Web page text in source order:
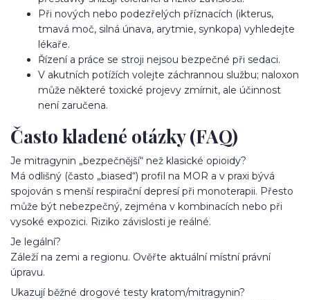
Při nových nebo podezřelých příznacích (ikterus,
tmavá moč, silná únava, arytmie, synkopa) vyhledejte
lékaře.
Řízení a práce se stroji nejsou bezpečné při sedaci.
V akutních potížích volejte záchrannou službu; naloxon
může některé toxické projevy zmírnit, ale účinnost
není zaručena.
Často kladené otázky (FAQ)
Je mitragynin „bezpečnější“ než klasické opioidy?
Má odlišný (často „biased“) profil na MOR a v praxi bývá
spojován s menší respirační depresí při monoterapii. Přesto
může být nebezpečný, zejména v kombinacích nebo při
vysoké expozici. Riziko závislosti je reálné.
Je legální?
Záleží na zemi a regionu. Ověřte aktuální místní právní
úpravu.
Ukazují běžné drogové testy kratom/mitragynin?